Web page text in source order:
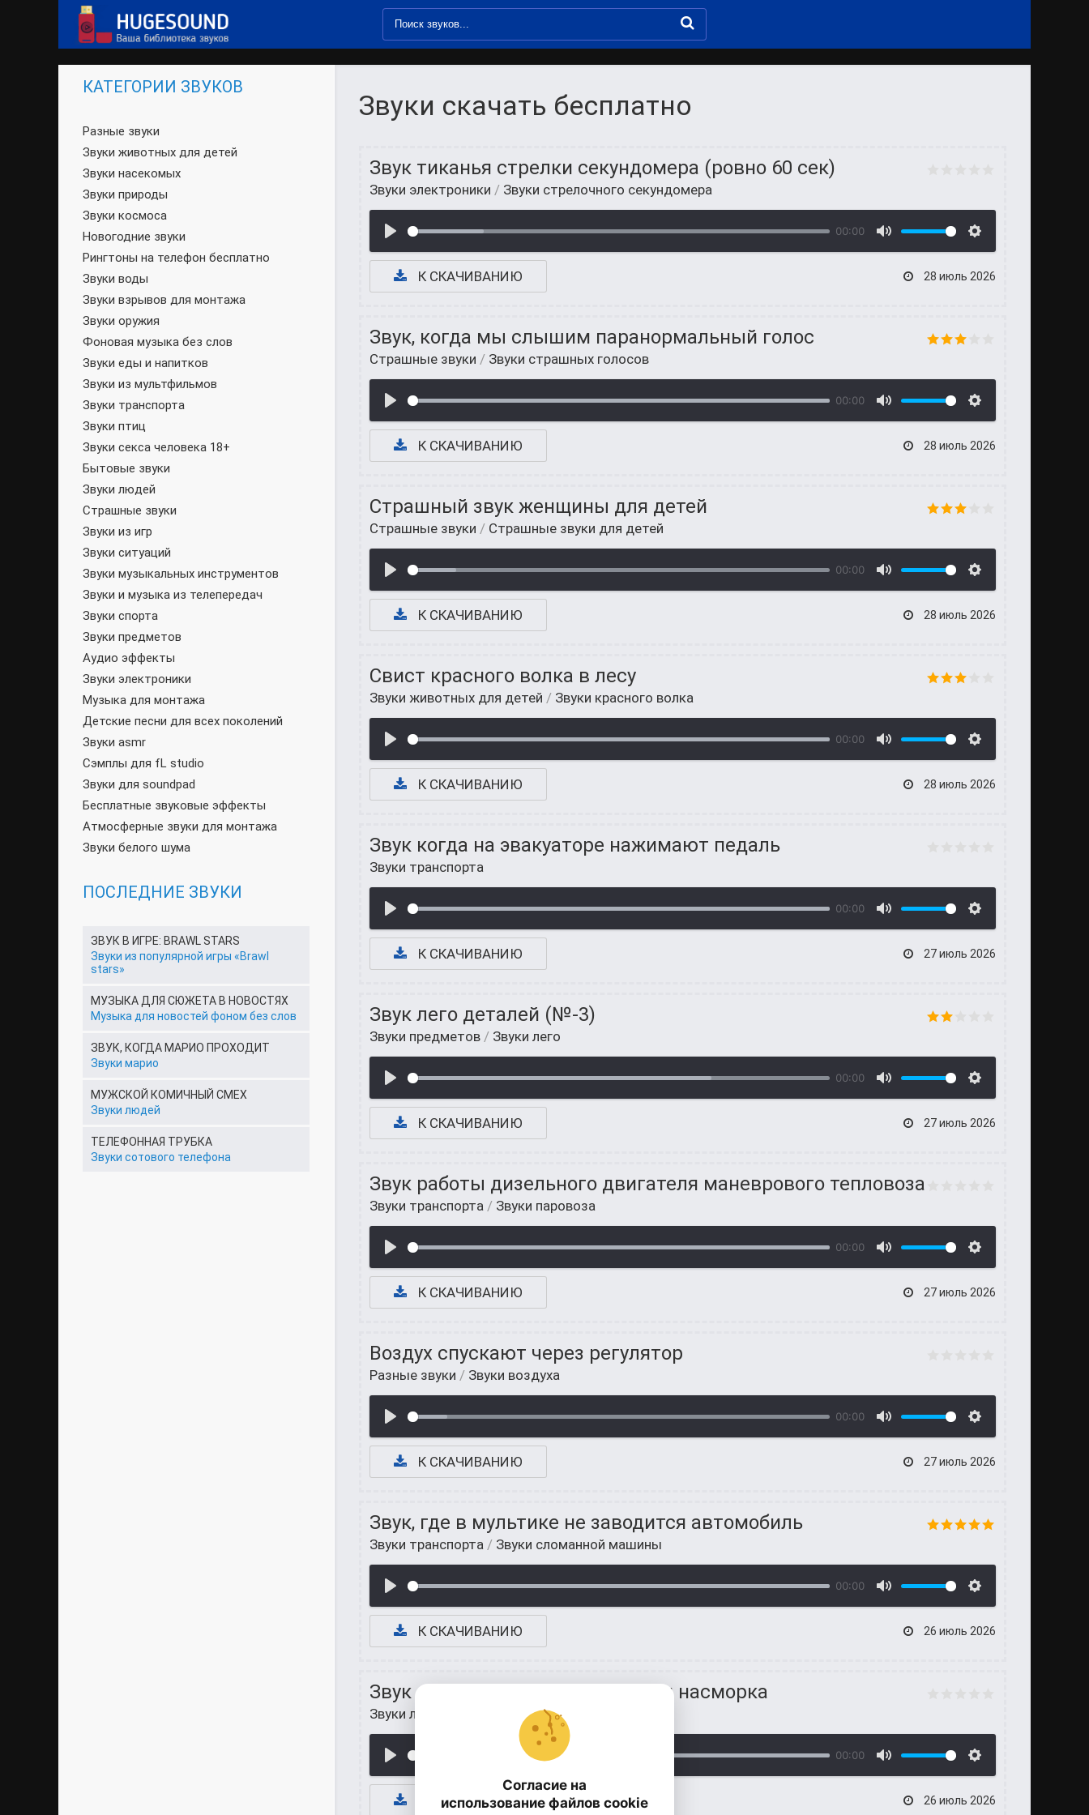
Звуки скачать бесплатно
Звук тиканья стрелки секундомера (ровно 60 сек)
Звуки электроники / Звуки стрелочного секундомера
00:00
К СКАЧИВАНИЮ 28 июль 2026
Звук, когда мы слышим паранормальный голос
Страшные звуки / Звуки страшных голосов
00:00
К СКАЧИВАНИЮ 28 июль 2026
Страшный звук женщины для детей
Страшные звуки / Страшные звуки для детей
00:00
К СКАЧИВАНИЮ 28 июль 2026
Свист красного волка в лесу
Звуки животных для детей / Звуки красного волка
00:00
К СКАЧИВАНИЮ 28 июль 2026
Звук когда на эвакуаторе нажимают педаль
Звуки транспорта
00:00
К СКАЧИВАНИЮ 27 июль 2026
Звук лего деталей (№-3)
Звуки предметов / Звуки лего
00:00
К СКАЧИВАНИЮ 27 июль 2026
Звук работы дизельного двигателя маневрового тепловоза
Звуки транспорта / Звуки паровоза
00:00
К СКАЧИВАНИЮ 27 июль 2026
Воздух спускают через регулятор
Разные звуки / Звуки воздуха
00:00
К СКАЧИВАНИЮ 27 июль 2026
Звук, где в мультике не заводится автомобиль
Звуки транспорта / Звуки сломанной машины
00:00
К СКАЧИВАНИЮ 26 июль 2026
Звук сопения человека во время насморка
Звуки людей Звуки сопения
00:00
К СКАЧИВАНИЮ 26 июль 2026
КАТЕГОРИИ ЗВУКОВ
Разные звуки
Звуки животных для детей
Звуки насекомых
Звуки природы
Звуки космоса
Новогодние звуки
Рингтоны на телефон бесплатно
Звуки воды
Звуки взрывов для монтажа
Звуки оружия
Фоновая музыка без слов
Звуки еды и напитков
Звуки из мультфильмов
Звуки транспорта
Звуки птиц
Звуки секса человека 18+
Бытовые звуки
Звуки людей
Страшные звуки
Звуки из игр
Звуки ситуаций
Звуки музыкальных инструментов
Звуки и музыка из телепередач
Звуки спорта
Звуки предметов
Аудио эффекты
Звуки электроники
Музыка для монтажа
Детские песни для всех поколений
Звуки asmr
Сэмплы для fL studio
Звуки для soundpad
Бесплатные звуковые эффекты
Атмосферные звуки для монтажа
Звуки белого шума
ПОСЛЕДНИЕ ЗВУКИ
ЗВУК В ИГРЕ: BRAWL STARS
Звуки из популярной игры «Brawl
stars»
МУЗЫКА ДЛЯ СЮЖЕТА В НОВОСТЯХ
Музыка для новостей фоном без слов
ЗВУК, КОГДА МАРИО ПРОХОДИТ
Звуки марио
МУЖСКОЙ КОМИЧНЫЙ СМЕХ
Звуки людей
ТЕЛЕФОННАЯ ТРУБКА
Звуки сотового телефона
Согласие на
использование файлов cookie